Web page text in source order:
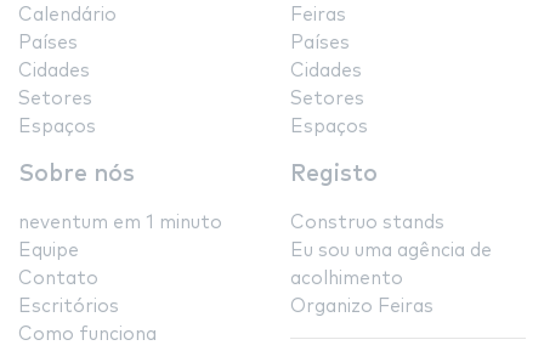
Calendário
Países
Cidades
Setores
Espaços
Feiras
Países
Cidades
Setores
Espaços
Sobre nós
neventum em 1 minuto
Equipe
Contato
Escritórios
Como funciona
Registo
Construo stands
Eu sou uma agência de
acolhimento
Organizo Feiras